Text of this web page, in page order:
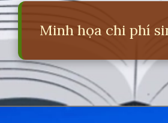
Minh họa chi phí